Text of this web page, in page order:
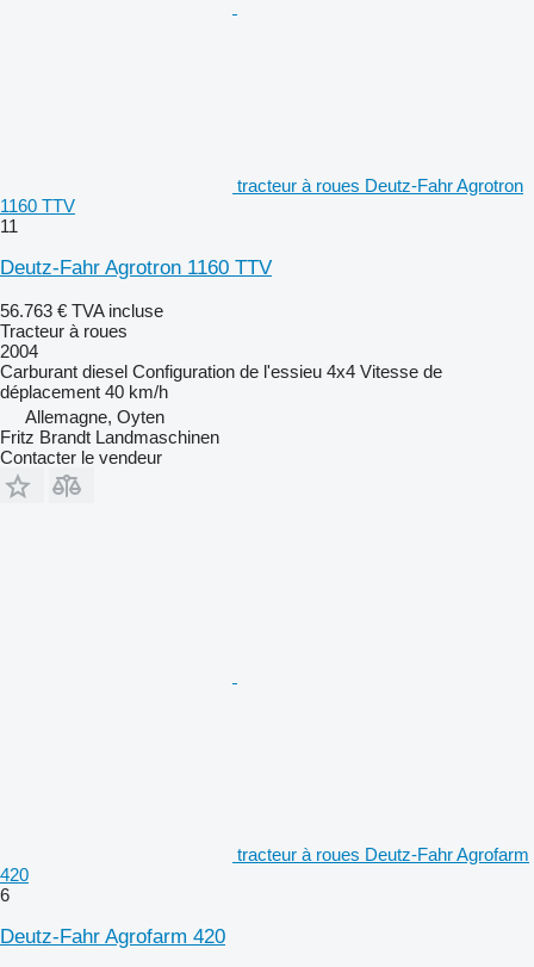
tracteur à roues Deutz-Fahr Agrotron
1160 TTV
11
Deutz-Fahr Agrotron 1160 TTV
56.763 € TVA incluse
Tracteur à roues
2004
Carburant diesel Configuration de l'essieu 4x4 Vitesse de
déplacement 40 km/h
Allemagne, Oyten
Fritz Brandt Landmaschinen
Contacter le vendeur
tracteur à roues Deutz-Fahr Agrofarm
420
6
Deutz-Fahr Agrofarm 420